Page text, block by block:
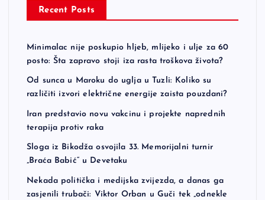
Recent Posts
Minimalac nije poskupio hljeb, mlijeko i ulje za 60
posto: Šta zapravo stoji iza rasta troškova života?
Od sunca u Maroku do uglja u Tuzli: Koliko su
različiti izvori električne energije zaista pouzdani?
Iran predstavio novu vakcinu i projekte naprednih
terapija protiv raka
Sloga iz Bikodža osvojila 33. Memorijalni turnir
„Braća Babić“ u Devetaku
Nekada politička i medijska zvijezda, a danas ga
zasjenili trubači: Viktor Orban u Guči tek „odnekle